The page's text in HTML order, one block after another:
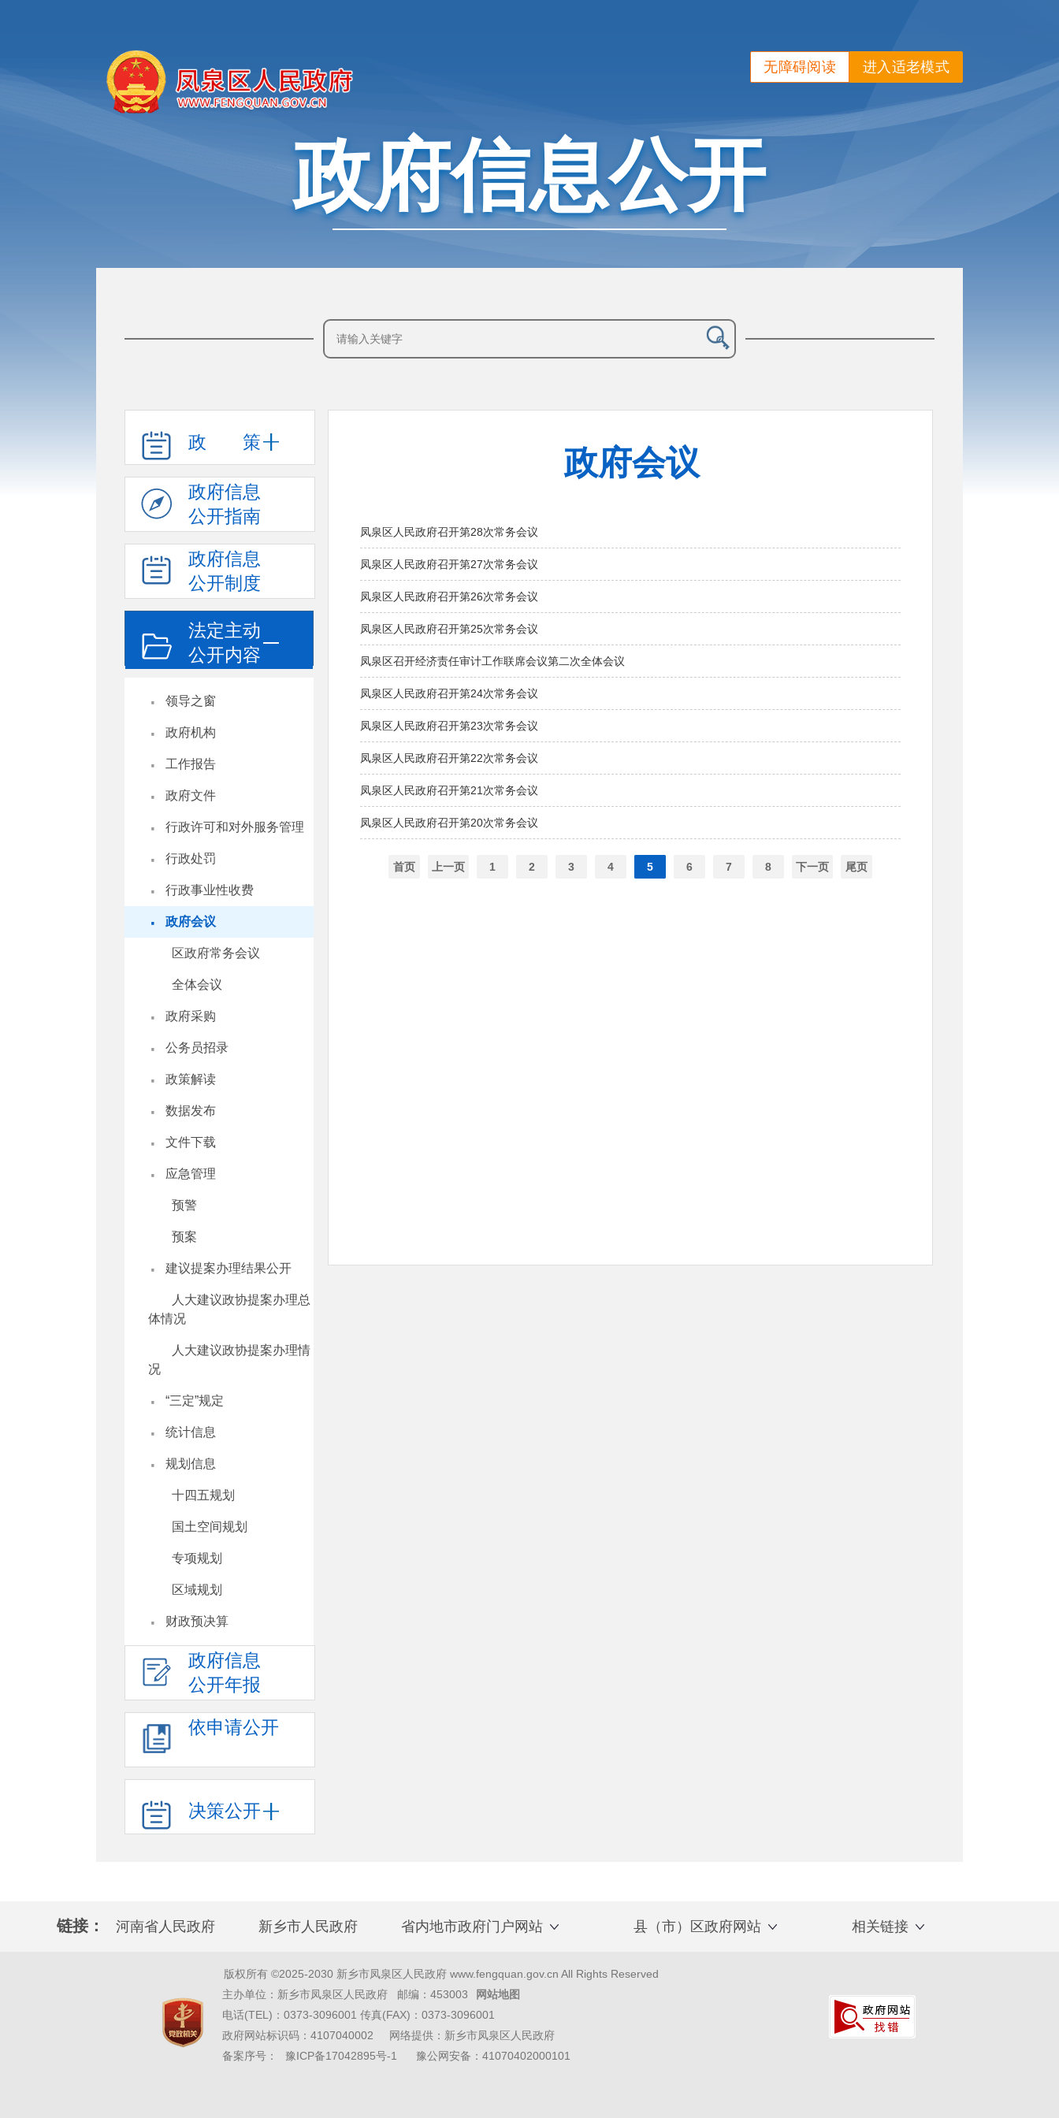
进入适老模式
无障碍阅读
政府信息公开
政 策
政府信息
公开指南
政府信息
公开制度
法定主动
公开内容
· 领导之窗
· 政府机构
· 工作报告
· 政府文件
· 行政许可和对外服务管理
· 行政处罚
· 行政事业性收费
· 政府会议
区政府常务会议
全体会议
· 政府采购
· 公务员招录
· 政策解读
· 数据发布
· 文件下载
· 应急管理
预警
预案
· 建议提案办理结果公开
人大建议政协提案办理总
体情况
人大建议政协提案办理情
况
· “三定”规定
· 统计信息
· 规划信息
十四五规划
国土空间规划
专项规划
区域规划
· 财政预决算
政府信息
公开年报
依申请公开
决策公开
政府会议
凤泉区人民政府召开第28次常务会议
凤泉区人民政府召开第27次常务会议
凤泉区人民政府召开第26次常务会议
凤泉区人民政府召开第25次常务会议
凤泉区召开经济责任审计工作联席会议第二次全体会议
凤泉区人民政府召开第24次常务会议
凤泉区人民政府召开第23次常务会议
凤泉区人民政府召开第22次常务会议
凤泉区人民政府召开第21次常务会议
凤泉区人民政府召开第20次常务会议
首页 上一页 1 2 3 4 5 6 7 8 下一页 尾页
链接： 河南省人民政府 新乡市人民政府 省内地市政府门户网站 县（市）区政府网站 相关链接
版权所有 ©2025-2030 新乡市凤泉区人民政府 www.fengquan.gov.cn All Rights Reserved
主办单位：新乡市凤泉区人民政府 邮编：453003
网站地图
电话(TEL)：0373-3096001 传真(FAX)：0373-3096001
政府网站标识码：4107040002 网络提供：新乡市凤泉区人民政府
备案序号：
豫ICP备17042895号-1 豫公网安备：41070402000101